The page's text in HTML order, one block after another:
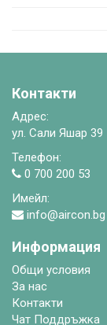
Контакти
Адрес:
ул. Сали Яшар 39
Телефон:
0 700 200 53
Имейл:
info@aircon.bg
Информация
Общи условия
За нас
Контакти
Чат Поддръжка